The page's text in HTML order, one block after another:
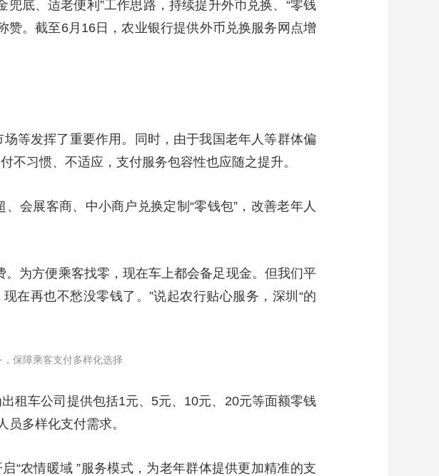
底、适老便利”工作思路，持续提升外币兑换、“零钱
赞。截至6月16日，农业银行提供外币兑换服务网点增
等发挥了重要作用。同时，由于我国老年人等群体偏
不习惯、不适应，支付服务包容性也应随之提升。
会展客商、中小商户兑换定制“零钱包”，改善老年人
为方便乘客找零，现在车上都会备足现金。但我们平
在再也不愁没零钱了。”说起农行贴心服务，深圳“的
保障乘客支付多样化选择
租车公司提供包括1元、5元、10元、20元等面额零钱
多样化支付需求。
“农情暖域 ”服务模式，为老年群体提供更加精准的支